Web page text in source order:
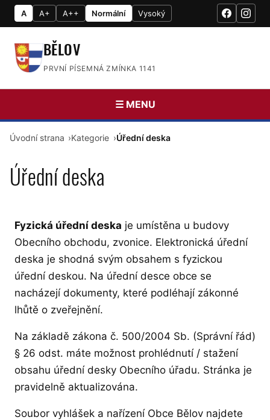
A A+ A++ Normální Vysoký
BĚLOV
PRVNÍ PÍSEMNÁ ZMÍNKA 1141
☰ MENU
Úvodní strana Kategorie Úřední deska
Úřední deska
Fyzická úřední deska je umístěna u budovy
Obecního obchodu, zvonice. Elektronická úřední
deska je shodná svým obsahem s fyzickou
úřední deskou. Na úřední desce obce se
nacházejí dokumenty, které podléhají zákonné
lhůtě o zveřejnění.
Na základě zákona č. 500/2004 Sb. (Správní řád)
§ 26 odst. máte možnost prohlédnutí / stažení
obsahu úřední desky Obecního úřadu. Stránka je
pravidelně aktualizována.
Soubor vyhlášek a nařízení Obce Bělov najdete